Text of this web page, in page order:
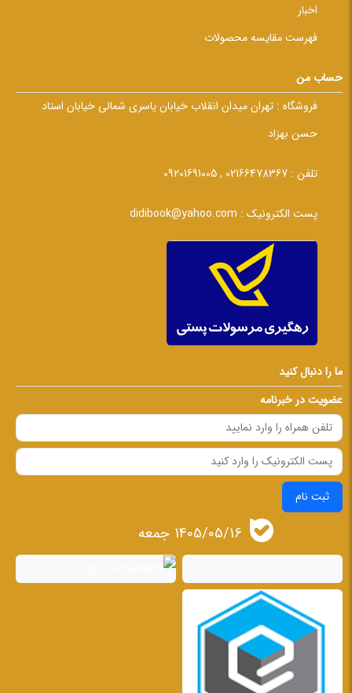
اخبار
فهرست مقایسه محصولات
حساب من
فروشگاه : تهران میدان انقلاب خیابان یاسری شمالی خیابان استاد
حسن بهزاد
تلفن : 02166478367 , 09201691005
پست الکترونیک : didibook@yahoo.com
ما را دنبال کنید
عضویت در خبرنامه
ثبت نام
1405/05/16 جمعه